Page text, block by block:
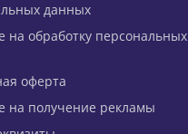
данных
на обработку персональных
оферта
на получение рекламы